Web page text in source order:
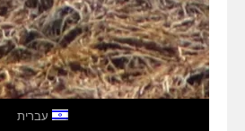
עברית